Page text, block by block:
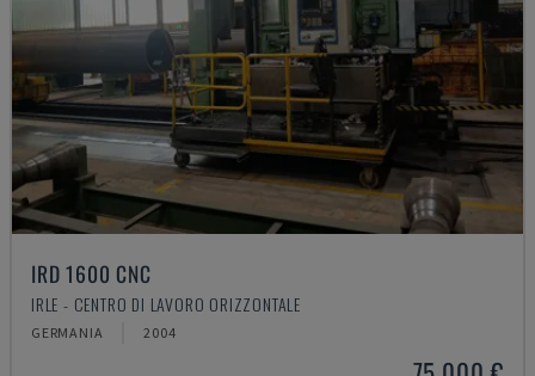
IRD 1600 CNC
IRLE - CENTRO DI LAVORO ORIZZONTALE
GERMANIA 2004